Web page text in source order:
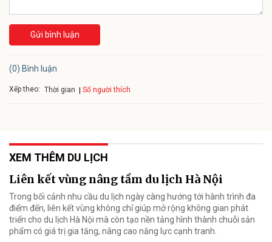
Gửi bình luận
(0) Bình luận
Xếp theo: Thời gian Số người thích
XEM THÊM DU LỊCH
Liên kết vùng nâng tầm du lịch Hà Nội
Trong bối cảnh nhu cầu du lịch ngày càng hướng tới hành trình đa
điểm đến, liên kết vùng không chỉ giúp mở rộng không gian phát
triển cho du lịch Hà Nội mà còn tạo nền tảng hình thành chuỗi sản
phẩm có giá trị gia tăng, nâng cao năng lực cạnh tranh.